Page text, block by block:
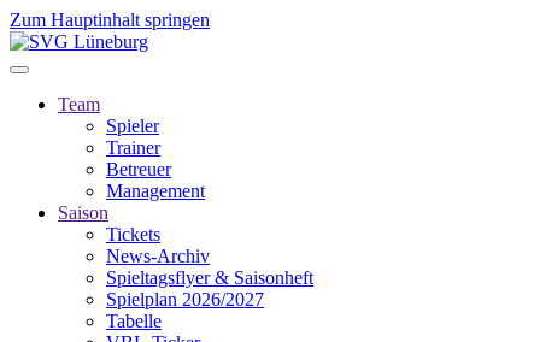
Zum Hauptinhalt springen
Team
Spieler
Trainer
Betreuer
Management
Saison
Tickets
News-Archiv
Spieltagsflyer & Saisonheft
Spielplan 2026/2027
Tabelle